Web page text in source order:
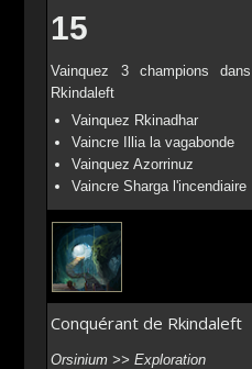
15
Vainquez 3 champions
Rkindaleft
Vainquez Rkinadhar
Vaincre Illia la vagabonde
Vainquez Azorrinuz
Vaincre Sharga l'incendiaire
Conquérant de Rkindaleft
Orsinium >> Exploration